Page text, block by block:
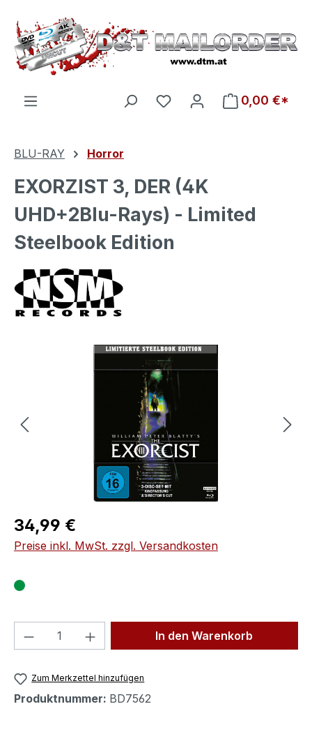
Zum Hauptinhalt springen
Du hast 0 Produkte auf
0,00 €*
BLU-RAY Horror
EXORZIST 3, DER (4K
UHD+2Blu-Rays) - Limited
Steelbook Edition
Bildergalerie überspringen
Regulärer Preis:
34,99 €
Preise inkl. MwSt. zzgl. Versandkosten
Produkt Anzahl: Gib denIn den Warenkorb
Zum Merkzettel hinzufügen
Produktnummer: BD7562